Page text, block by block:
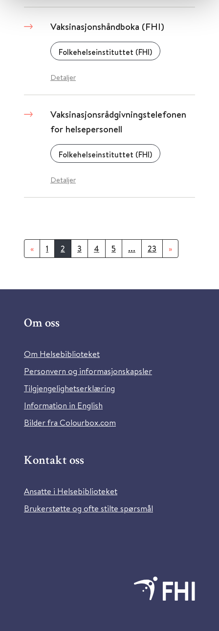
Vaksinasjonshåndboka (FHI)
Folkehelseinstituttet (FHI)
Detaljer
Vaksinasjonsrådgivningstelefonen
for helsepersonell
Folkehelseinstituttet (FHI)
Detaljer
« 1 2 3 4 5 ... 23 »
Om oss
Om Helsebiblioteket
Personvern og informasjonskapsler
Tilgjengelighetserklæring
Information in English
Bilder fra Colourbox.com
Kontakt oss
Ansatte i Helsebiblioteket
Brukerstøtte og ofte stilte spørsmål